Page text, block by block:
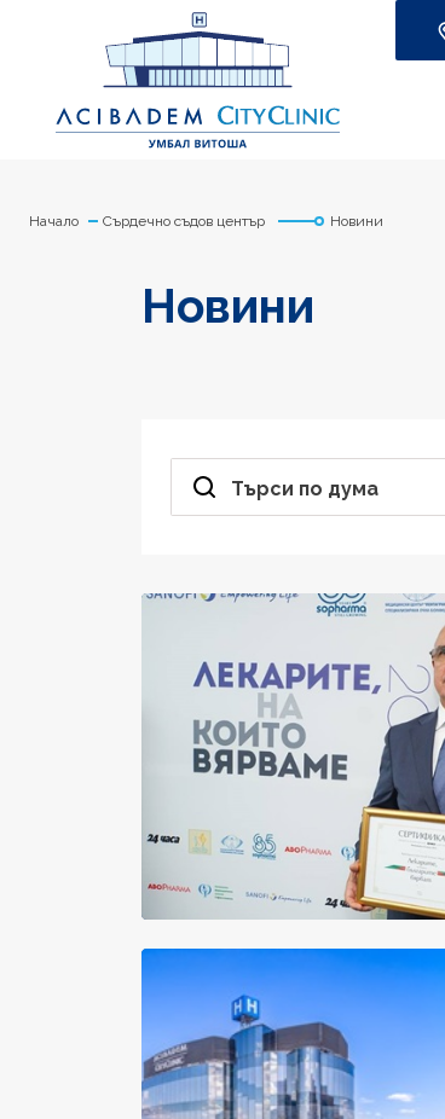
Начало Сърдечно съдов център Новини
Новини
Търси по дума